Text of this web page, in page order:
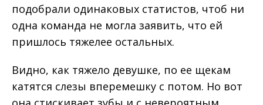
подобрали одинаковых статистов, чтоб ни
одна команда не могла заявить, что ей
пришлось тяжелее остальных.
Видно, как тяжело девушке, по ее щекам
катятся слезы вперемешку с потом. Но вот